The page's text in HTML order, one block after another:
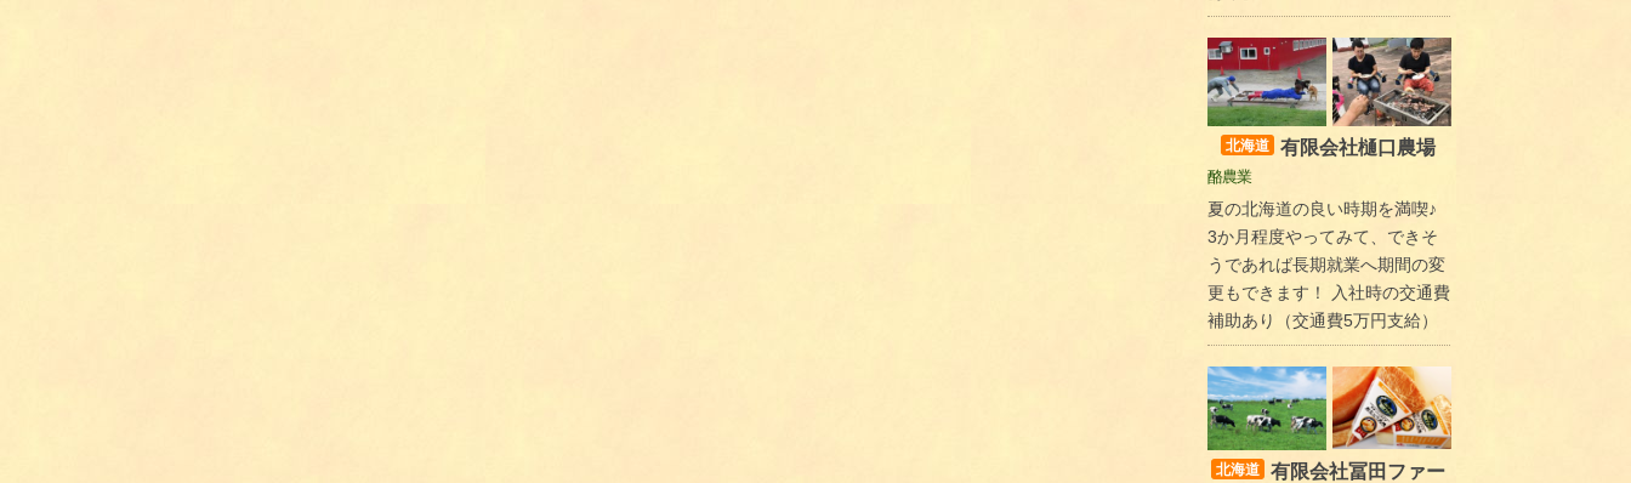
北海道 有限会社樋口農場
酪農業
夏の北海道の良い時期を満喫♪
3か月程度やってみて、できそ
うであれば長期就業へ期間の変
更もできます！ 入社時の交通費
補助あり（交通費5万円支給）
北海道
有限会社冨田ファー